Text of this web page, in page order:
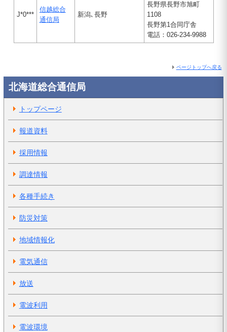
J*0***
信越総合
通信局
新潟､長野
長野県長野市旭町
1108
長野第1合同庁舎
電話：026-234-9988
ページトップへ戻る
北海道総合通信局
トップページ
報道資料
採用情報
調達情報
各種手続き
防災対策
地域情報化
電気通信
放送
電波利用
電波環境